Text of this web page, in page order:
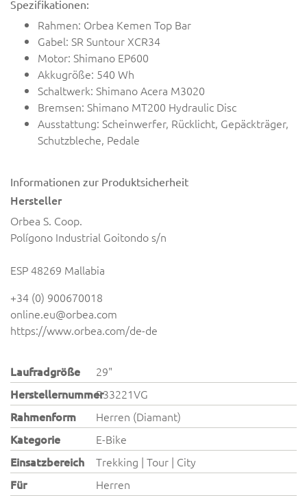
Spezifikationen:
Rahmen: Orbea Kemen Top Bar
Gabel: SR Suntour XCR34
Motor: Shimano EP600
Akkugröße: 540 Wh
Schaltwerk: Shimano Acera M3020
Bremsen: Shimano MT200 Hydraulic Disc
Ausstattung: Scheinwerfer, Rücklicht, Gepäckträger,
Schutzbleche, Pedale
Informationen zur Produktsicherheit
Hersteller
Orbea S. Coop.
Polígono Industrial Goitondo s/n
ESP 48269 Mallabia
+34 (0) 900670018
online.eu@orbea.com
https://www.orbea.com/de-de
Laufradgröße
29"
HerstellernummerR33221VG
Rahmenform
Herren (Diamant)
Kategorie
E-Bike
Einsatzbereich
Trekking | Tour | City
Für
Herren